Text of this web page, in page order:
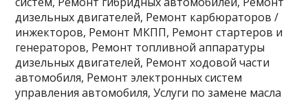
дизельных двигателей, Ремонт карбюраторов /
инжекторов, Ремонт МКПП, Ремонт стартеров и
генераторов, Ремонт топливной аппаратуры
дизельных двигателей, Ремонт ходовой части
автомобиля, Ремонт электронных систем
управления автомобиля, Услуги по замене масла